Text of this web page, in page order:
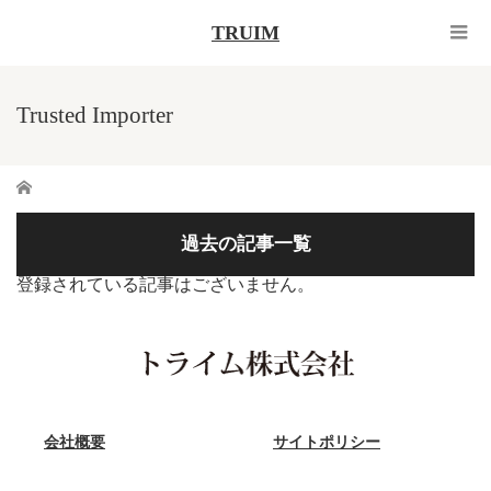
TRUIM
Trusted Importer
ホーム
過去の記事一覧
登録されている記事はございません。
会社概要 サイトポリシー